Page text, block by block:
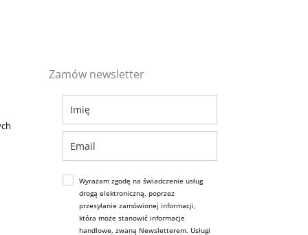
Zamów newsletter
Wyrażam zgodę na świadczenie usług
drogą elektroniczną, poprzez
przesyłanie zamówionej informacji,
która może stanowić informacje
handlowe, zwaną Newsletterem. Usługi